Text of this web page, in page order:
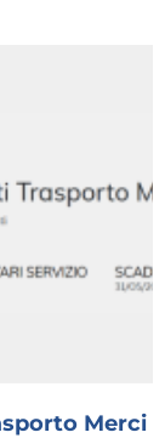
Merci